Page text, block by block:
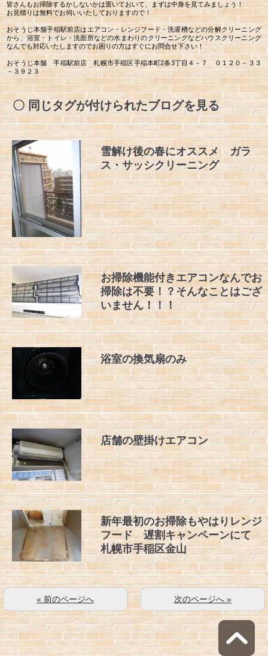
皆さんもお掃除するかしないかは置いておいて、まずは中身を見てみましょう！
お見積りは無料でお伺いいたしておりますので！
おそうじ本舗手稲駅前店はエアコン・レンジフード・洗濯槽などの分解クリーニング
から、浴室・トイレ・洗面所などの水まわりのクリーニングなどハウスクリーニング
なんでも対応いたしますのでお困りの方はすぐにお問合せ下さい！
おそうじ本舗 手稲駅前店 札幌市手稲区手稲本町2条3丁目４－７ ０１２０－３３
－３９２３
同じタグが付けられたブログを見る
雪解け後の春にオススメ ガラ
ス・サッシクリーニング
お掃除機能付きエアコンなんでお
掃除は不要！？そんなことはござ
いません！！！
浴室の換気扇のみ
店舗の壁掛けエアコン
新年最初のお掃除もやはりレンジ
フード 遅割キャンペーンにて
札幌市手稲区金山
次のページへ »
« 前のページへ